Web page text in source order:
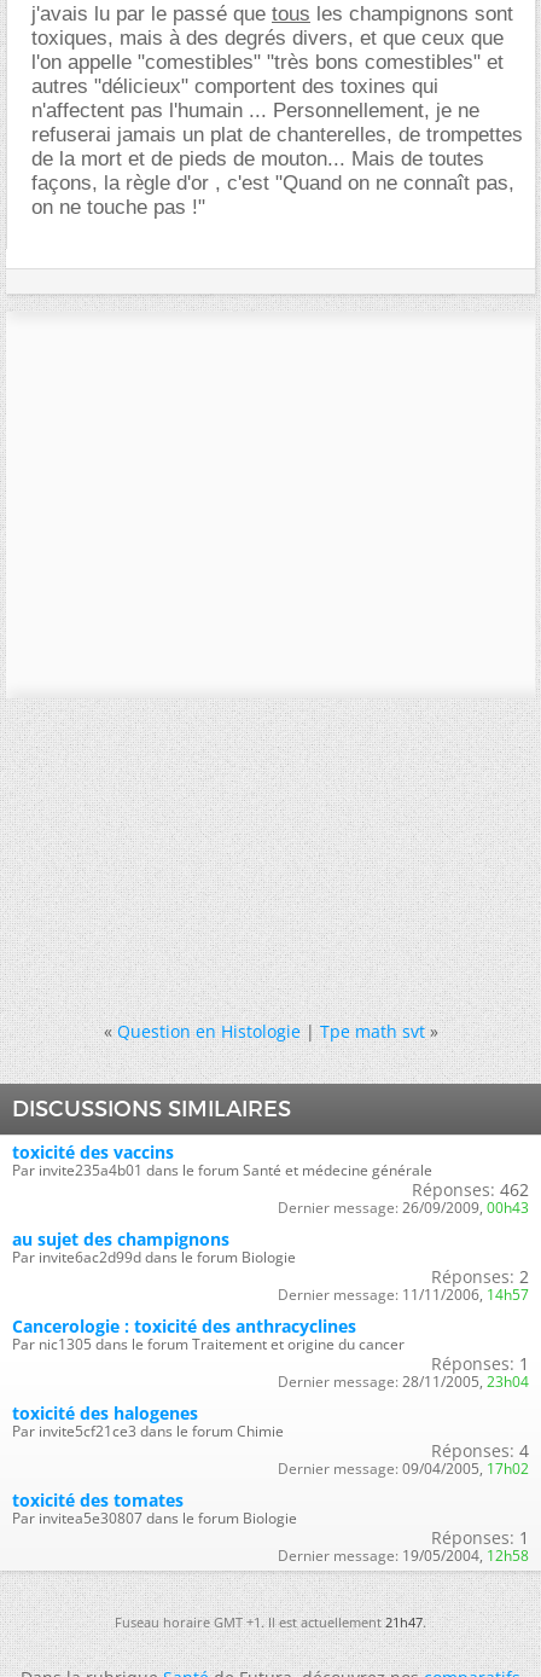
j'avais lu par le passé que tous les champignons sont
toxiques, mais à des degrés divers, et que ceux que
l'on appelle "comestibles" "très bons comestibles" et
autres "délicieux" comportent des toxines qui
n'affectent pas l'humain ... Personnellement, je ne
refuserai jamais un plat de chanterelles, de trompettes
de la mort et de pieds de mouton... Mais de toutes
façons, la règle d'or , c'est "Quand on ne connaît pas,
on ne touche pas !"
« Question en Histologie|Tpe math svt »
DISCUSSIONS SIMILAIRES
toxicité des vaccins
Par invite235a4b01 dans le forum Santé et médecine générale
Réponses: 462
Dernier message: 26/09/2009, 00h43
au sujet des champignons
Par invite6ac2d99d dans le forum Biologie
Réponses: 2
Dernier message: 11/11/2006, 14h57
Cancerologie : toxicité des anthracyclines
Par nic1305 dans le forum Traitement et origine du cancer
Réponses: 1
Dernier message: 28/11/2005, 23h04
toxicité des halogenes
Par invite5cf21ce3 dans le forum Chimie
Réponses: 4
Dernier message: 09/04/2005, 17h02
toxicité des tomates
Par invitea5e30807 dans le forum Biologie
Réponses: 1
Dernier message: 19/05/2004, 12h58
Fuseau horaire GMT +1. Il est actuellement21h47.